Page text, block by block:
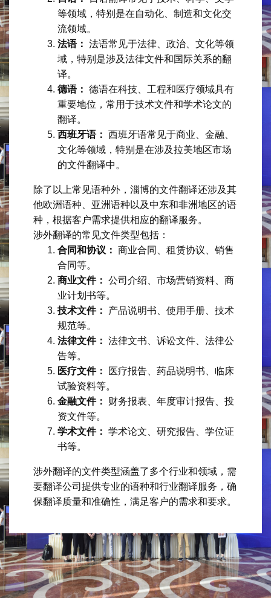
等领域，特别是在自动化、制造和文化交
流领域。
法语： 法语常见于法律、政治、文化等领
域，特别是涉及法律文件和国际关系的翻
译。
德语： 德语在科技、工程和医疗领域具有
重要地位，常用于技术文件和学术论文的
翻译。
西班牙语： 西班牙语常见于商业、金融、
文化等领域，特别是在涉及拉美地区市场
的文件翻译中。
除了以上常见语种外，淄博的文件翻译还涉及其
他欧洲语种、亚洲语种以及中东和非洲地区的语
种，根据客户需求提供相应的翻译服务。
涉外翻译的常见文件类型包括：
合同和协议： 商业合同、租赁协议、销售
合同等。
商业文件： 公司介绍、市场营销资料、商
业计划书等。
技术文件：
产品说明书、使用手册、技术
规范等。
法律文件： 法律文书、诉讼文件、法律公
告等。
医疗文件：
医疗报告、药品说明书、临床
试验资料等。
金融文件：
财务报表、年度审计报告、投
资文件等。
学术文件： 学术论文、研究报告、学位证
书等。
涉外翻译的文件类型涵盖了多个行业和领域，需
要翻译公司提供专业的语种和行业翻译服务，确
保翻译质量和准确性，满足客户的需求和要求。